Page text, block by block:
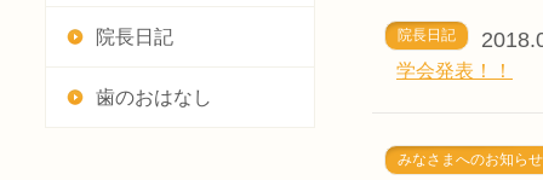
院長日記
歯のおはなし
院長日記
学会発表！！
みなさまへのお知らせ